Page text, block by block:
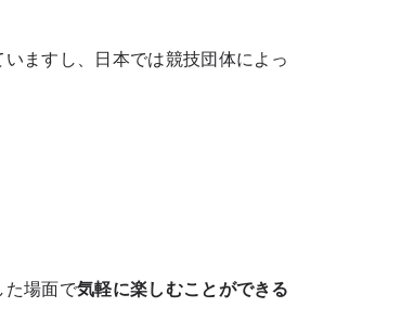
ますし、日本では競技団体によっ
た場面で気軽に楽しむことができる